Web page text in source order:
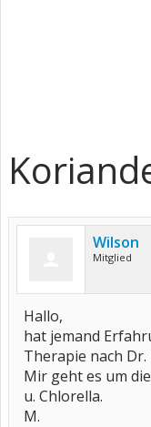
Wilson
Mitglied
Hallo,
hat jemand
Therapie nach
Mir geht es um
u. Chlorella.
M.